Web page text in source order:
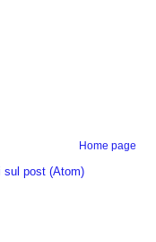
Home page
sul post (Atom)